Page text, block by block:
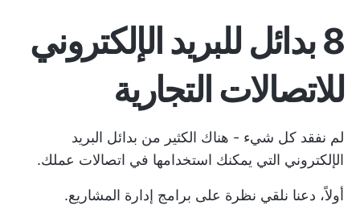
8 بدائل للبريد الإلكتروني
للاتصالات التجارية
لم نفقد كل شيء - هناك الكثير من بدائل البريد
الإلكتروني التي يمكنك استخدامها في اتصالات عملك.
أولاً، دعنا نلقي نظرة على برامج إدارة المشاريع.